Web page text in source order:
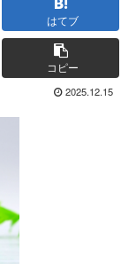
はてブ
コピー
2025.12.15